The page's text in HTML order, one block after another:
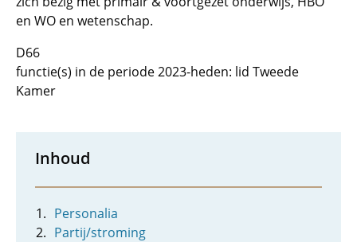
en WO en wetenschap.
D66
functie(s) in de periode 2023-heden: lid Tweede
Kamer
Inhoud
Personalia
Partij/stroming